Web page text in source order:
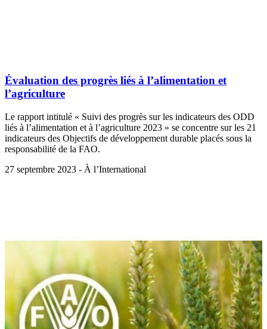
Évaluation des progrès liés à l’alimentation et
l’agriculture
Le rapport intitulé « Suivi des progrès sur les indicateurs des ODD
liés à l’alimentation et à l’agriculture 2023 » se concentre sur les 21
indicateurs des Objectifs de développement durable placés sous la
responsabilité de la FAO.
27 septembre 2023 - À l’International